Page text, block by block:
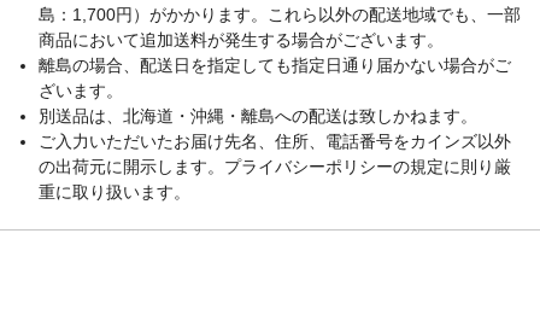
島：1,700円）がかかります。これら以外の配送地域でも、一部
商品において追加送料が発生する場合がございます。
離島の場合、配送日を指定しても指定日通り届かない場合がご
ざいます。
別送品は、北海道・沖縄・離島への配送は致しかねます。
ご入力いただいたお届け先名、住所、電話番号をカインズ以外
の出荷元に開示します。プライバシーポリシーの規定に則り厳
重に取り扱います。